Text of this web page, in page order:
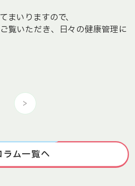
まいりますので、
覧いただき、日々の健康管理に
>
ラム一覧へ